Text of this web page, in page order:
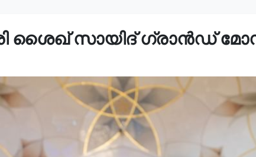
ശൈഖ് സായിദ് ഗ്രാൻഡ്